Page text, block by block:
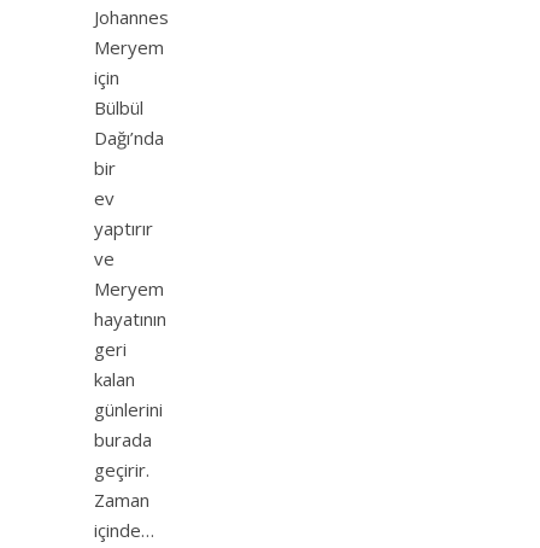
Johannes
Meryem
için
Bülbül
Dağı’nda
bir
ev
yaptırır
ve
Meryem
hayatının
geri
kalan
günlerini
burada
geçirir.
Zaman
içinde…